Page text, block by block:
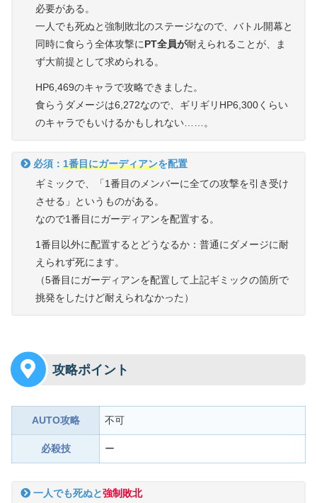
必要がある。
一人でも死ぬと強制敗北のステージなので、バトル開幕と
同時に食らう全体攻撃にPT全員が耐えられることが、ま
ず大前提として求められる。
HP6,469のキャラで攻略できました。
食らうダメージは6,272なので、ギリギリHP6,300くらい
のキャラでもいけるかもしれない……。
必須：1番目にガーディアンを配置
ギミックで、「1番目のメンバーに全ての攻撃を引き受け
させる」というものがある。
なので1番目にガーディアンを配置する。
1番目以外に配置するとどうなるか：普通にダメージに耐
えられず死にます。
（5番目にガーディアンを配置して上記ギミックの箇所で
挑発をしたけど耐えられなかった）
攻略ポイント
AUTO攻略 不可
必殺技 ー
一人でも死ぬと強制敗北